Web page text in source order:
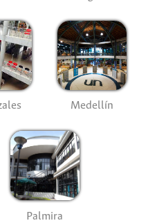
Medellín
Palmira